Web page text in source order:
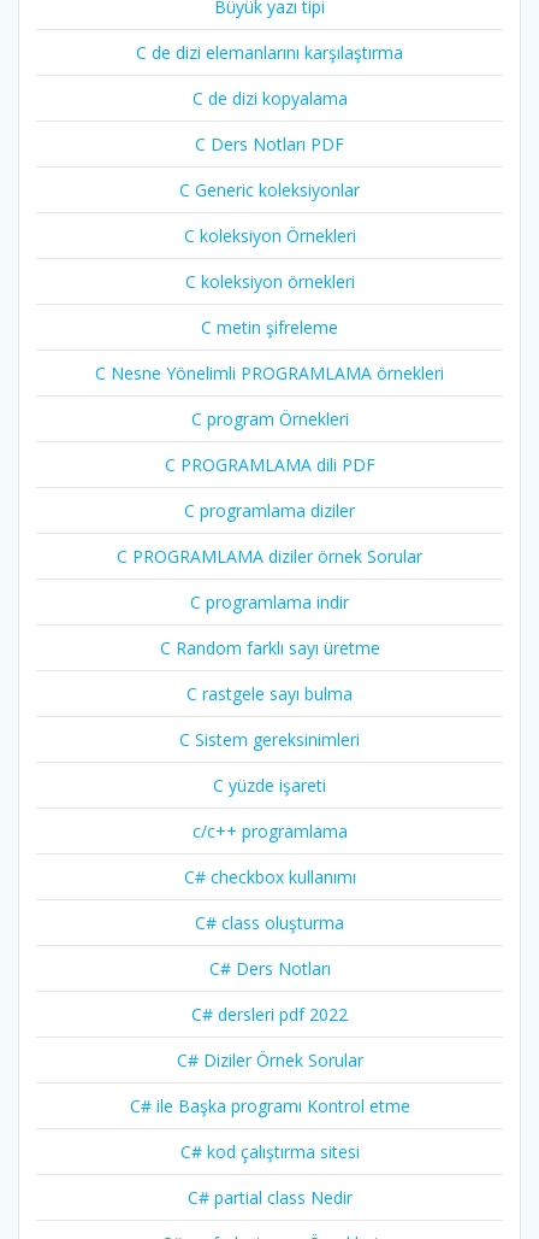
Büyük yazı tipi
C de dizi elemanlarını karşılaştırma
C de dizi kopyalama
C Ders Notları PDF
C Generic koleksiyonlar
C koleksiyon Örnekleri
C koleksiyon örnekleri
C metin şifreleme
C Nesne Yönelimli PROGRAMLAMA örnekleri
C program Örnekleri
C PROGRAMLAMA dili PDF
C programlama diziler
C PROGRAMLAMA diziler örnek Sorular
C programlama indir
C Random farklı sayı üretme
C rastgele sayı bulma
C Sistem gereksinimleri
C yüzde işareti
c/c++ programlama
C# checkbox kullanımı
C# class oluşturma
C# Ders Notları
C# dersleri pdf 2022
C# Diziler Örnek Sorular
C# ile Başka programı Kontrol etme
C# kod çalıştırma sitesi
C# partial class Nedir